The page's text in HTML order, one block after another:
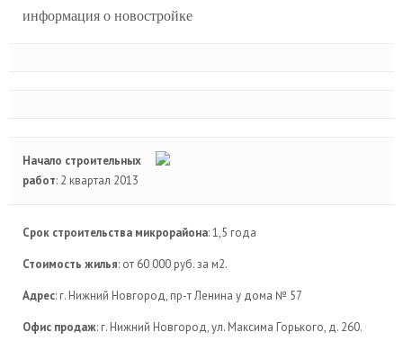
информация о новостройке
Начало строительных
работ: 2 квартал 2013
Срок строительства микрорайона: 1,5 года
Стоимость жилья: от 60 000 руб. за м2.
Адрес: г. Нижний Новгород, пр-т Ленина у дома № 57
Офис продаж: г. Нижний Новгород, ул. Максима Горького, д. 260.